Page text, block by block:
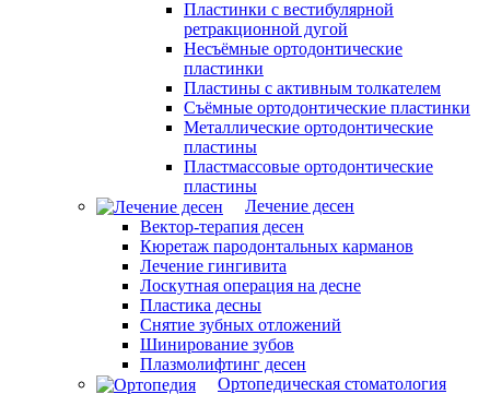
Пластинки с вестибулярной
ретракционной дугой
Несъёмные ортодонтические
пластинки
Пластины с активным толкателем
Съёмные ортодонтические пластинки
Металлические ортодонтические
пластины
Пластмассовые ортодонтические
пластины
Лечение десен
Вектор-терапия десен
Кюретаж пародонтальных карманов
Лечение гингивита
Лоскутная операция на десне
Пластика десны
Снятие зубных отложений
Шинирование зубов
Плазмолифтинг десен
Ортопедическая стоматология